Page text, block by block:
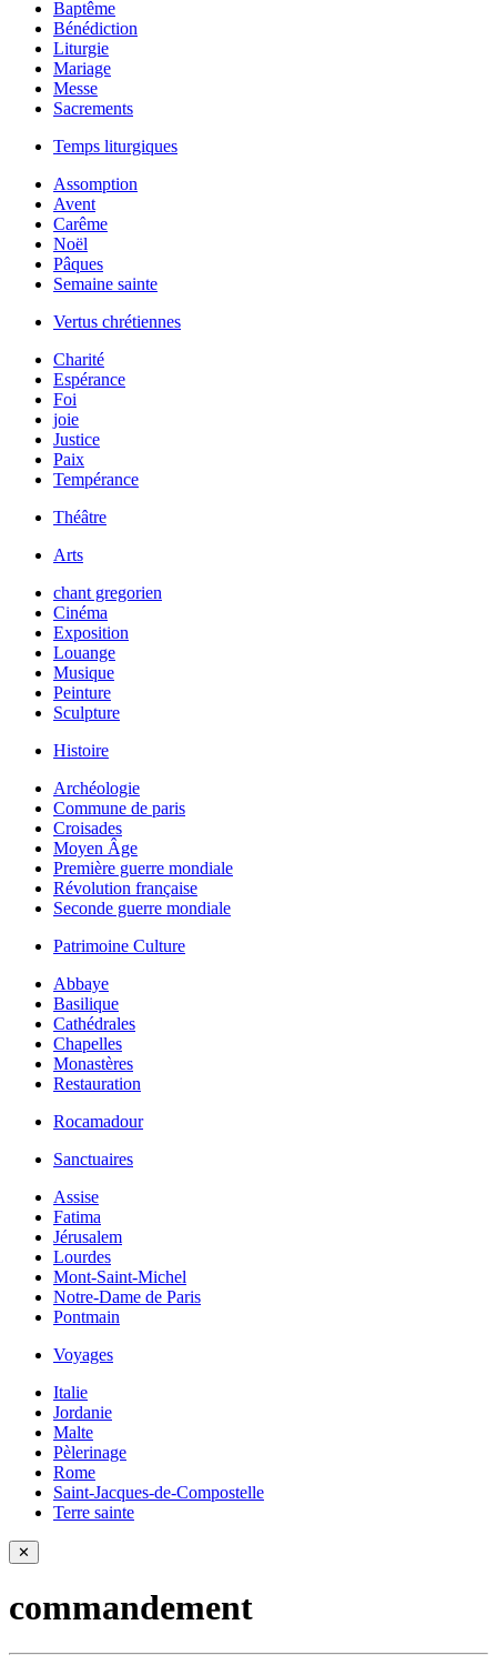
Baptême
Bénédiction
Liturgie
Mariage
Messe
Sacrements
Temps liturgiques
Assomption
Avent
Carême
Noël
Pâques
Semaine sainte
Vertus chrétiennes
Charité
Espérance
Foi
joie
Justice
Paix
Tempérance
Théâtre
Arts
chant gregorien
Cinéma
Exposition
Louange
Musique
Peinture
Sculpture
Histoire
Archéologie
Commune de paris
Croisades
Moyen Âge
Première guerre mondiale
Révolution française
Seconde guerre mondiale
Patrimoine Culture
Abbaye
Basilique
Cathédrales
Chapelles
Monastères
Restauration
Rocamadour
Sanctuaires
Assise
Fatima
Jérusalem
Lourdes
Mont-Saint-Michel
Notre-Dame de Paris
Pontmain
Voyages
Italie
Jordanie
Malte
Pèlerinage
Rome
Saint-Jacques-de-Compostelle
Terre sainte
✕
commandement